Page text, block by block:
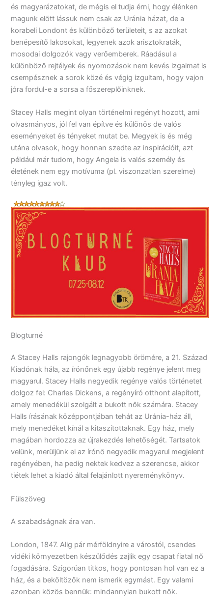
és magyarázatokat, de mégis el tudja érni, hogy élénken
magunk előtt lássuk nem csak az Uránia házat, de a
korabeli Londont és különböző területeit, s az azokat
benépesítő lakosokat, legyenek azok arisztokraták,
mosodai dolgozók vagy verőemberek. Ráadásul a
különböző rejtélyek és nyomozások nem kevés izgalmat is
csempésznek a sorok közé és végig izgultam, hogy vajon
jóra fordul-e a sorsa a főszereplőinknek.
Stacey Halls megint olyan történelmi regényt hozott, ami
olvasmányos, jól fel van építve és különös de valós
eseményeket és tényeket mutat be. Megyek is és még
utána olvasok, hogy honnan szedte az inspirációit, azt
például már tudom, hogy Angela is valós személy és
életének nem egy motívuma (pl. viszonzatlan szerelme)
tényleg igaz volt.
Blogturné
A Stacey Halls rajongók legnagyobb örömére, a 21. Század
Kiadónak hála, az írónőnek egy újabb regénye jelent meg
magyarul. Stacey Halls negyedik regénye valós történetet
dolgoz fel: Charles Dickens, a regényíró otthont alapított,
amely menedékül szolgált a bukott nők számára. Stacey
Halls írásának középpontjában tehát az Uránia-ház áll,
mely menedéket kínál a kitaszítottaknak. Egy ház, mely
magában hordozza az újrakezdés lehetőségét. Tartsatok
velünk, merüljünk el az írónő negyedik magyarul megjelent
regényében, ha pedig nektek kedvez a szerencse, akkor
tiétek lehet a kiadó által felajánlott nyereménykönyv.
Fülszöveg
A ​szabadságnak ára van.
London, 1847. Alig pár mérföldnyire a várostól, csendes
vidéki környezetben készülődés zajlik egy csapat fiatal nő
fogadására. Szigorúan titkos, hogy pontosan hol van ez a
ház, és a beköltözők nem ismerik egymást. Egy valami
azonban közös bennük: mindannyian bukott nők.